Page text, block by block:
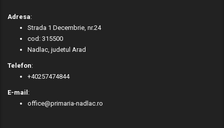
Adresa:
Strada 1 Decembrie, nr.24
cod: 315500
Nadlac, judetul Arad
Telefon:
+40257474844
E-mail :
office@primaria-nadlac.ro